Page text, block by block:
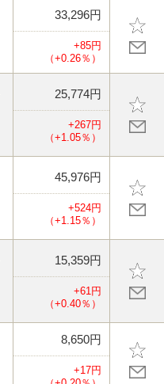
33,296円
+85円
（+0.26％）
25,774円
+267円
（+1.05％）
45,976円
+524円
（+1.15％）
15,359円
+61円
（+0.40％）
8,650円
+17円